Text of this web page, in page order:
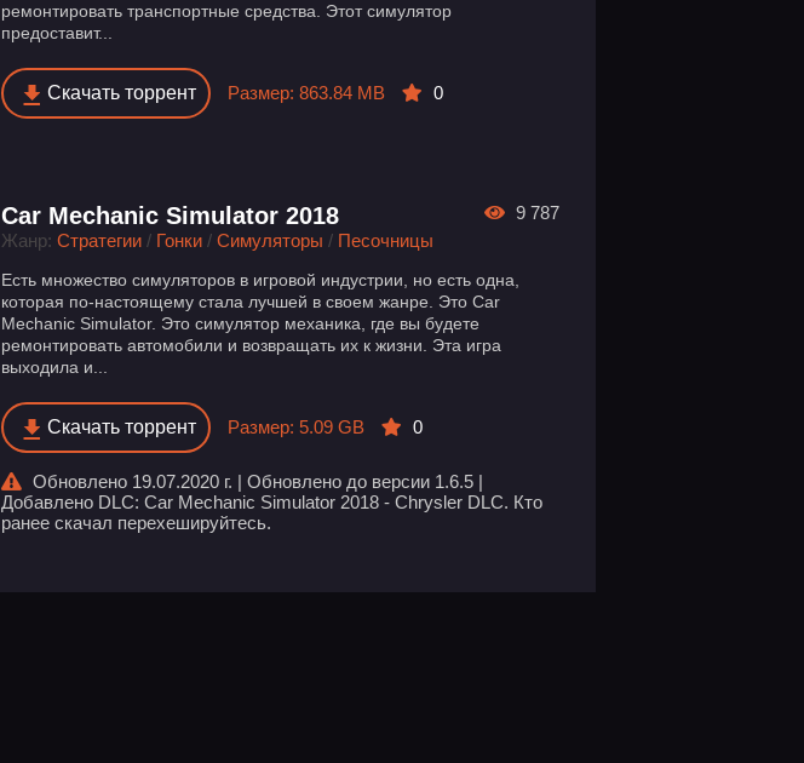
ремонтировать транспортные средства. Этот симулятор
предоставит...
Скачать торрент Размер: 863.84 MB 0
Car Mechanic Simulator 2018
Жанр: Стратегии / Гонки /Симуляторы / Песочницы
Есть множество симуляторов в игровой индустрии, но есть одна,
которая по-настоящему стала лучшей в своем жанре. Это Car
Mechanic Simulator. Это симулятор механика, где вы будете
ремонтировать автомобили и возвращать их к жизни. Эта игра
выходила и...
Скачать торрент Размер: 5.09 GB 0
Обновлено 19.07.2020 г. | Обновлено до версии 1.6.5 |
Добавлено DLC: Car Mechanic Simulator 2018 - Chrysler DLC. Кто
ранее скачал перехешируйтесь.
9 787